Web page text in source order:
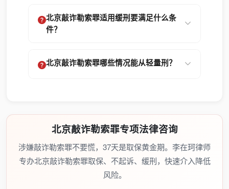
北京敲诈勒索罪适用缓刑要满足什么条
件？
北京敲诈勒索罪哪些情况能从轻量刑？
北京敲诈勒索罪专项法律咨询
涉嫌敲诈勒索罪不要慌，37天是取保黄金期。李在珂律师
专办北京敲诈勒索罪取保、不起诉、缓刑，快速介入降低
风险。